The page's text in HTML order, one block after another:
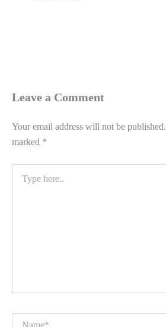
Leave a Comment
Your email address will not be published.
marked *
here..